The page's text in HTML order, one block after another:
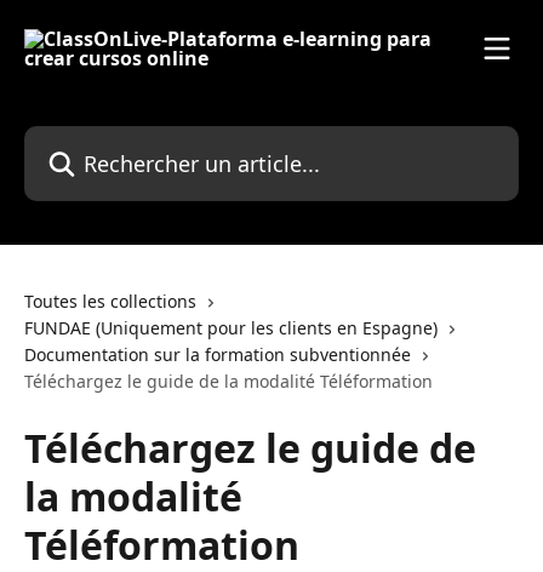
Rechercher un article...
Toutes les collections
FUNDAE (Uniquement pour les clients en Espagne)
Documentation sur la formation subventionnée
Téléchargez le guide de la modalité Téléformation
Téléchargez le guide de
la modalité
Téléformation